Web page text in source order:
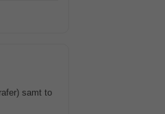
samt to